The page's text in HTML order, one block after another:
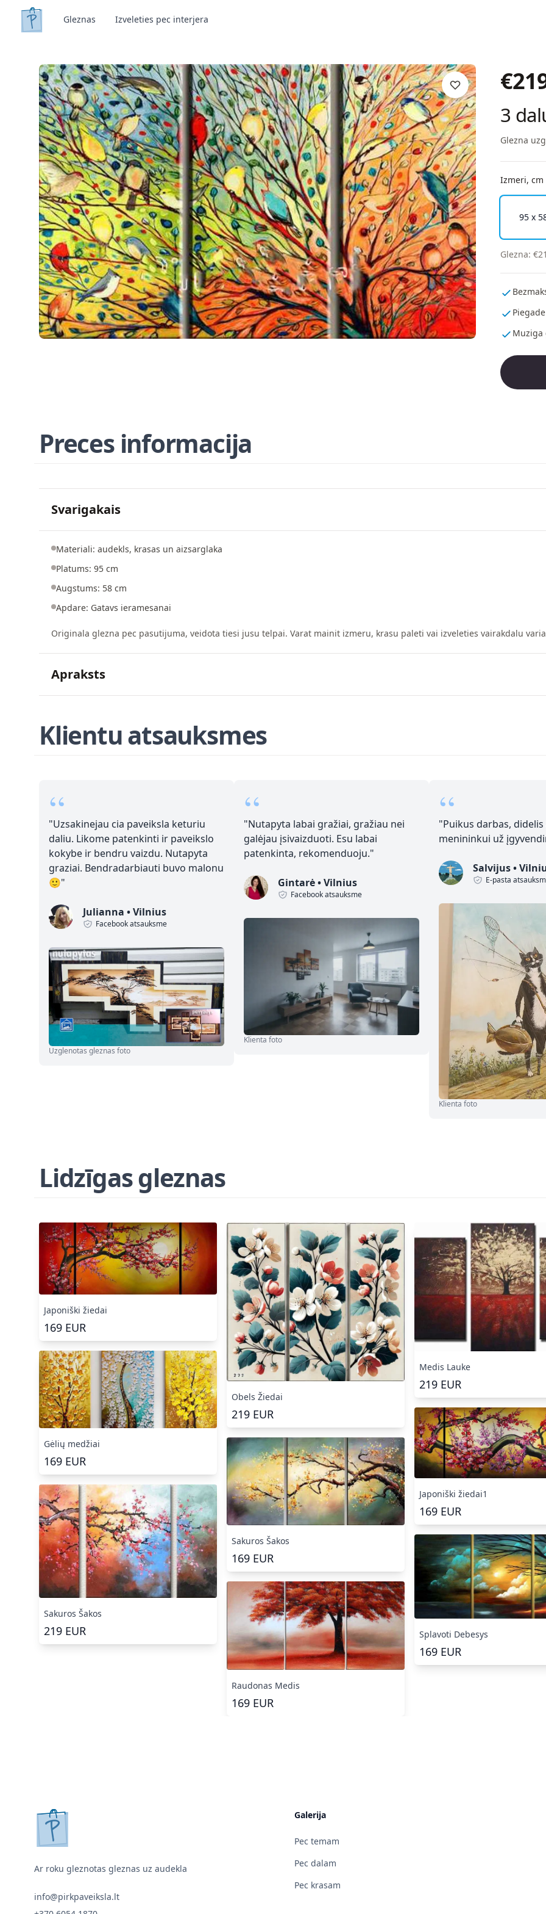
Gleznas Izveleties pec interjera
€
3
Glezna
Izmeri, cm
95 x
Glezna:€
Muziga
Preces informacija
Svarigakais
Materiali: audekls, krasas un aizsarglaka
Platums: 95 cm
Augstums: 58 cm
Apdare: Gatavs ieramesanai
Originala glezna pec pasutijuma, veidota tiesi jusu telpai. Varat mainit izmeru, krasu paleti vai izveleties vairakdalu
Apraksts
Klientu atsauksmes
“
"Uzsakinejau cia paveiksla keturiu
daliu. Likome patenkinti ir paveikslo
kokybe ir bendru vaizdu. Nutapyta
graziai. Bendradarbiauti buvo malonu
🙂"
Julianna •Vilnius
Facebook atsauksme
Uzglenotas gleznas foto
“
"Nutapyta labai gražiai, gražiau nei
galėjau įsivaizduoti. Esu labai
patenkinta, rekomenduoju."
Gintarė•Vilnius
Facebook atsauksme
Klienta foto
“
"Puikus darbas, didelis
menininkui už
Salvijus•
E-pasta
Klienta foto
Lidzīgas gleznas
Japoniški žiedai
169 EUR
Gėlių medžiai
169 EUR
Sakuros Šakos
219 EUR
Obels Žiedai
219 EUR
Sakuros Šakos
169 EUR
Raudonas Medis
169 EUR
Medis Lauke
219 EUR
Japoniški žiedai1
169 EUR
Splavoti Debesys
169 EUR
pirkpaveiksla.lt
Ar roku gleznotas gleznas uz audekla
info@pirkpaveiksla.lt
Galerija
Pec temam
Pec dalam
Pec krasam